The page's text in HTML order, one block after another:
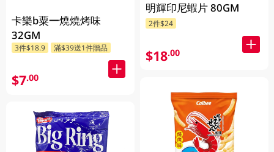
卡樂b粟一燒燒烤味
32GM
3件$18.9 滿$39送1件贈品
$7.00
明輝印尼蝦片 80GM
2件$24
$18.00